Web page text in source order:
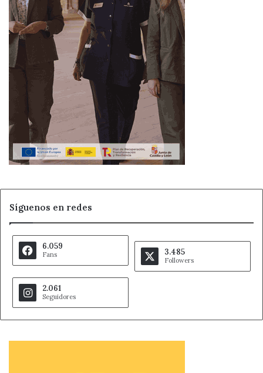
Síguenos en redes
6.059
Fans 3.485
Followers
2.061
Seguidores